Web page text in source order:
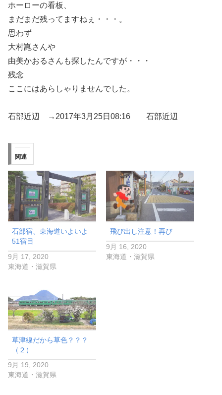
ホーローの看板、
まだまだ残ってますねぇ・・・。
思わず
大村崑さんや
由美かおるさんも探したんですが・・・
残念
ここにはあらしゃりませんでした。
石部近辺 →2017年3月25日08:16 石部近辺
関連
石部宿、東海道いよいよ
51宿目
9月 17, 2020
東海道・滋賀県
飛び出し注意！再び
9月 16, 2020
東海道・滋賀県
草津線だから草色？？？
（２）
9月 19, 2020
東海道・滋賀県